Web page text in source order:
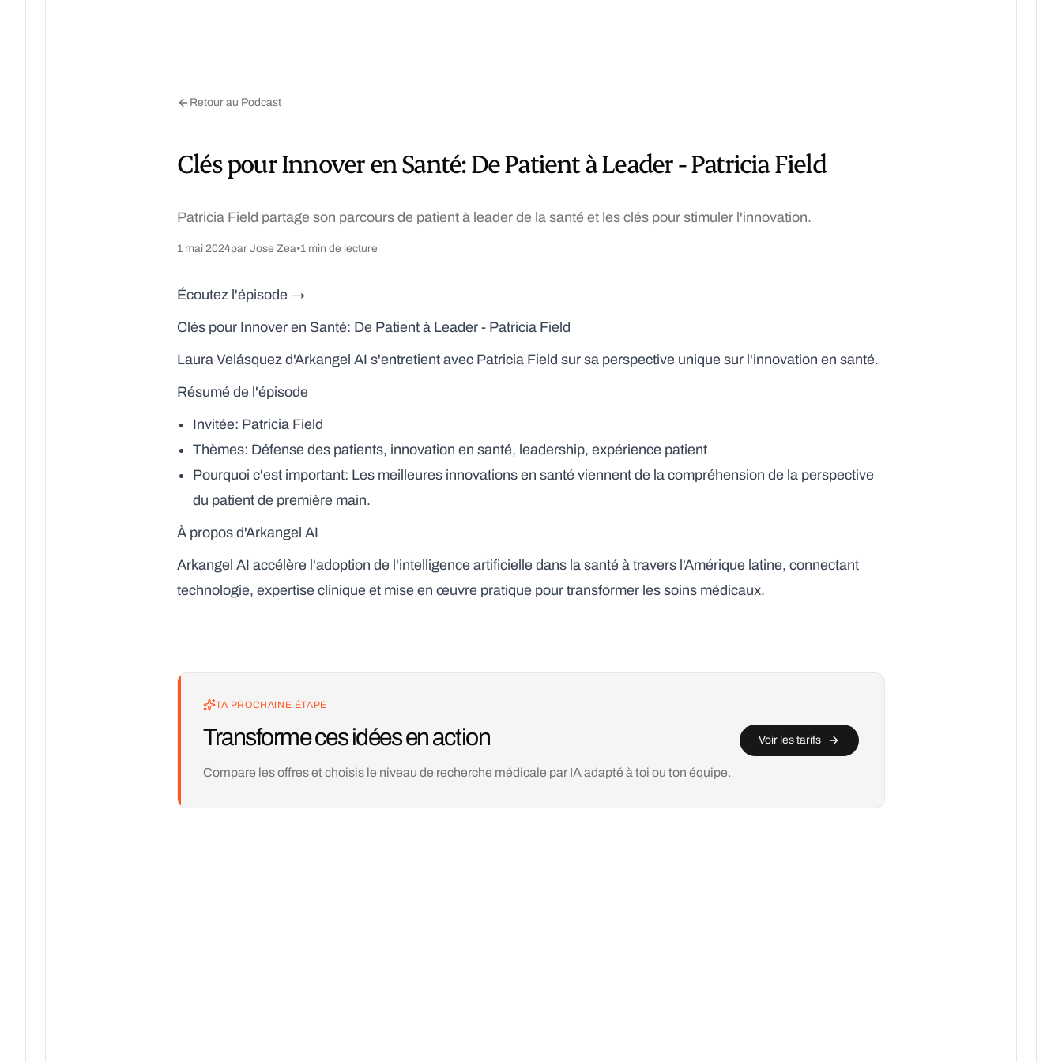
Retour au Podcast
Clés pour Innover en Santé: De Patient à Leader - Patricia Field
Patricia Field partage son parcours de patient à leader de la santé et les clés pour stimuler l'innovation.
1 mai 2024par Jose Zea•1 min de lecture
Écoutez l'épisode →
Clés pour Innover en Santé: De Patient à Leader - Patricia Field
Laura Velásquez d'Arkangel AI s'entretient avec Patricia Field sur sa perspective unique sur l'innovation en santé.
Résumé de l'épisode
Invitée: Patricia Field
Thèmes: Défense des patients, innovation en santé, leadership, expérience patient
Pourquoi c'est important: Les meilleures innovations en santé viennent de la compréhension de la perspective
du patient de première main.
À propos d'Arkangel AI
Arkangel AI accélère l'adoption de l'intelligence artificielle dans la santé à travers l'Amérique latine, connectant
technologie, expertise clinique et mise en œuvre pratique pour transformer les soins médicaux.
TA PROCHAINE ÉTAPE
Transforme ces idées en action
Compare les offres et choisis le niveau de recherche médicale par IA adapté à toi ou ton équipe.
Voir les tarifs